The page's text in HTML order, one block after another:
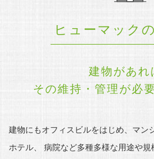
ヒューマック
建物があれ
その維持・管理が必
建物にもオフィスビルをはじめ、マン
ホテル、
病院など多種多様な用途や